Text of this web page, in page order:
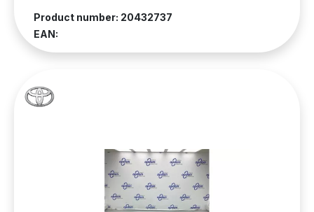
Product number: 20432737
EAN: